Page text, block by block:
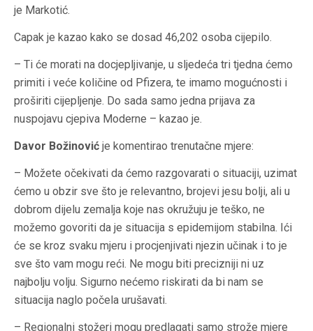
je Markotić.
Capak je kazao kako se dosad 46,202 osoba cijepilo.
– Ti će morati na docjepljivanje, u sljedeća tri tjedna ćemo
primiti i veće količine od Pfizera, te imamo mogućnosti i
proširiti cijepljenje. Do sada samo jedna prijava za
nuspojavu cjepiva Moderne – kazao je.
Davor Božinović je komentirao trenutačne mjere:
– Možete očekivati da ćemo razgovarati o situaciji, uzimat
ćemo u obzir sve što je relevantno, brojevi jesu bolji, ali u
dobrom dijelu zemalja koje nas okružuju je teško, ne
možemo govoriti da je situacija s epidemijom stabilna. Ići
će se kroz svaku mjeru i procjenjivati njezin učinak i to je
sve što vam mogu reći. Ne mogu biti precizniji ni uz
najbolju volju. Sigurno nećemo riskirati da bi nam se
situacija naglo počela urušavati.
– Regionalni stožeri mogu predlagati samo strože mjere